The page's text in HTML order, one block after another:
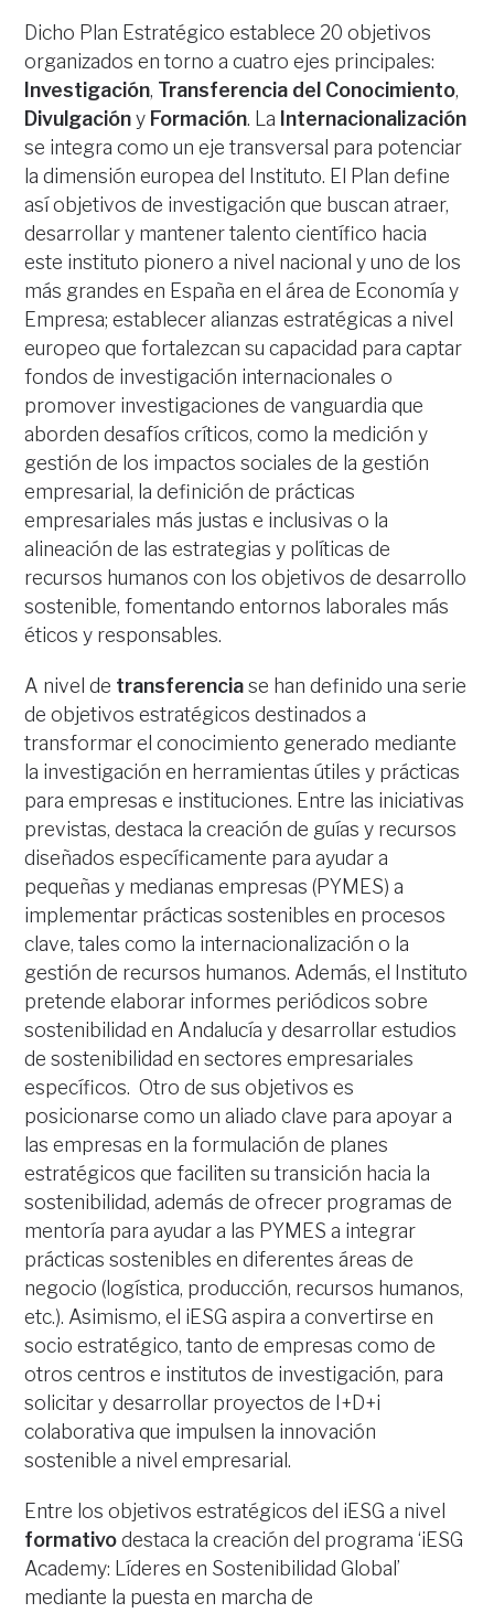
Dicho Plan Estratégico establece 20 objetivos
organizados en torno a cuatro ejes principales:
Investigación, Transferencia del Conocimiento,
Divulgacióny Formación. La Internacionalización
se integra como un eje transversal para potenciar
la dimensión europea del Instituto. El Plan define
así objetivos de investigación que buscan atraer,
desarrollar y mantener talento científico hacia
este instituto pionero a nivel nacional y uno de los
más grandes en España en el área de Economía y
Empresa; establecer alianzas estratégicas a nivel
europeo que fortalezcan su capacidad para captar
fondos de investigación internacionales o
promover investigaciones de vanguardia que
aborden desafíos críticos, como la medición y
gestión de los impactos sociales de la gestión
empresarial, la definición de prácticas
empresariales más justas e inclusivas o la
alineación de las estrategias y políticas de
recursos humanos con los objetivos de desarrollo
sostenible, fomentando entornos laborales más
éticos y responsables.
A nivel de transferenciase han definido una serie
de objetivos estratégicos destinados a
transformar el conocimiento generado mediante
la investigación en herramientas útiles y prácticas
para empresas e instituciones. Entre las iniciativas
previstas, destaca la creación de guías y recursos
diseñados específicamente para ayudar a
pequeñas y medianas empresas (PYMES) a
implementar prácticas sostenibles en procesos
clave, tales como la internacionalización o la
gestión de recursos humanos. Además, el Instituto
pretende elaborar informes periódicos sobre
sostenibilidad en Andalucía y desarrollar estudios
de sostenibilidad en sectores empresariales
específicos. Otro de sus objetivos es
posicionarse como un aliado clave para apoyar a
las empresas en la formulación de planes
estratégicos que faciliten su transición hacia la
sostenibilidad, además de ofrecer programas de
mentoría para ayudar a las PYMES a integrar
prácticas sostenibles en diferentes áreas de
negocio (logística, producción, recursos humanos,
etc.). Asimismo, el iESG aspira a convertirse en
socio estratégico, tanto de empresas como de
otros centros e institutos de investigación, para
solicitar y desarrollar proyectos de I+D+i
colaborativa que impulsen la innovación
sostenible a nivel empresarial.
Entre los objetivos estratégicos del iESG a nivel
formativodestaca la creación del programa ‘iESG
Academy: Líderes en Sostenibilidad Global’
mediante la puesta en marcha de